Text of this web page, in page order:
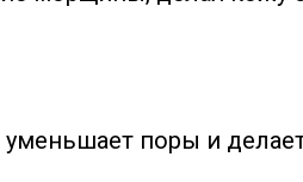
уменьшает поры и